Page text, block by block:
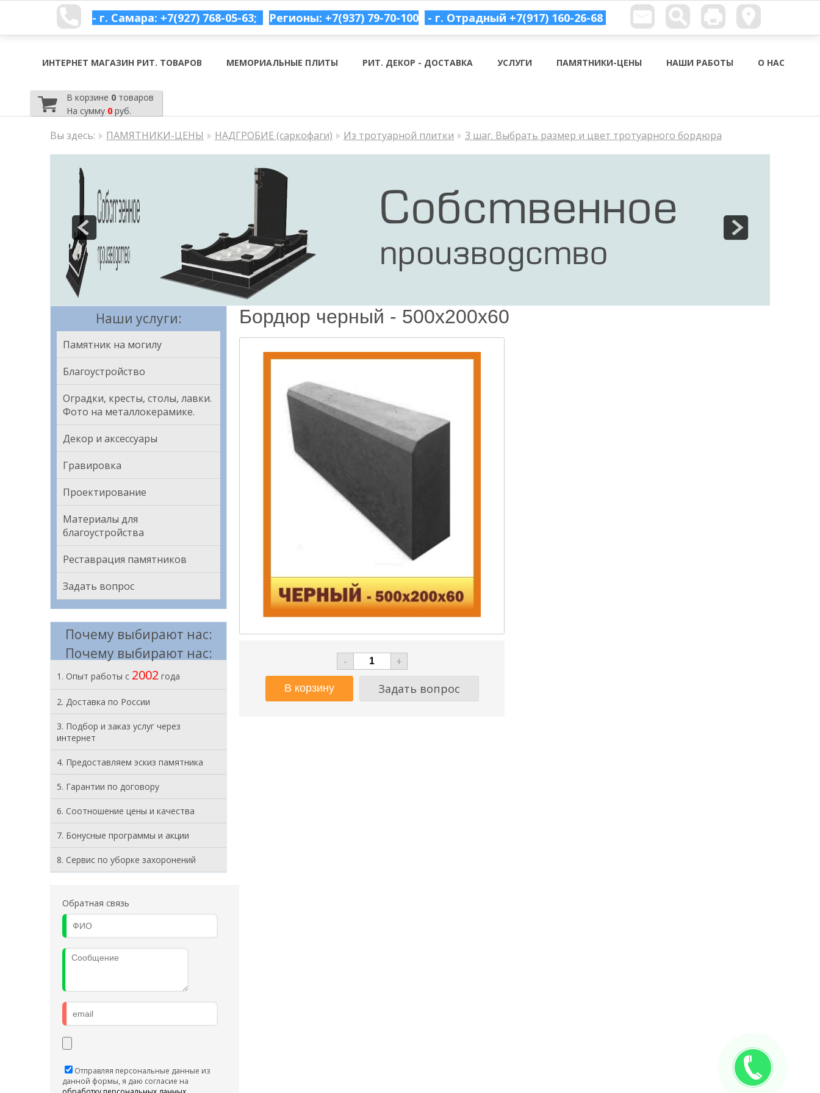
- г. Самара: +7(927) 768-05-63; Регионы: +7(937) 79-70-100 - г. Отрадный +7(917) 160-26-68
ИНТЕРНЕТ МАГАЗИН РИТ. ТОВАРОВ МЕМОРИАЛЬНЫЕ ПЛИТЫ РИТ. ДЕКОР - ДОСТАВКА УСЛУГИ ПАМЯТНИКИ-ЦЕНЫ НАШИ РАБОТЫ О НАС
В корзине 0товаров
На сумму 0руб.
Вы здесь: ПАМЯТНИКИ-ЦЕНЫ НАДГРОБИЕ (саркофаги) Из тротуарной плитки 3 шаг. Выбрать размер и цвет тротуарного бордюра
Наши услуги:
Памятник на могилу
Благоустройство
Оградки, кресты, столы, лавки.
Фото на металлокерамике.
Декор и аксессуары
Гравировка
Проектирование
Материалы для
благоустройства
Реставрация памятников
Задать вопрос
Почему выбирают нас:
Почему выбирают нас:
1. Опыт работы с 2002 года
2. Доставка по России
3. Подбор и заказ услуг через
интернет
4. Предоставляем эскиз памятника
5. Гарантии по договору
6. Соотношение цены и качества
7. Бонусные программы и акции
8. Cервис по уборке захоронений
Обратная связь
Отправляя персональные данные из
данной формы, я даю согласие на
Бордюр черный - 500х200х60
-
+
Задать вопрос